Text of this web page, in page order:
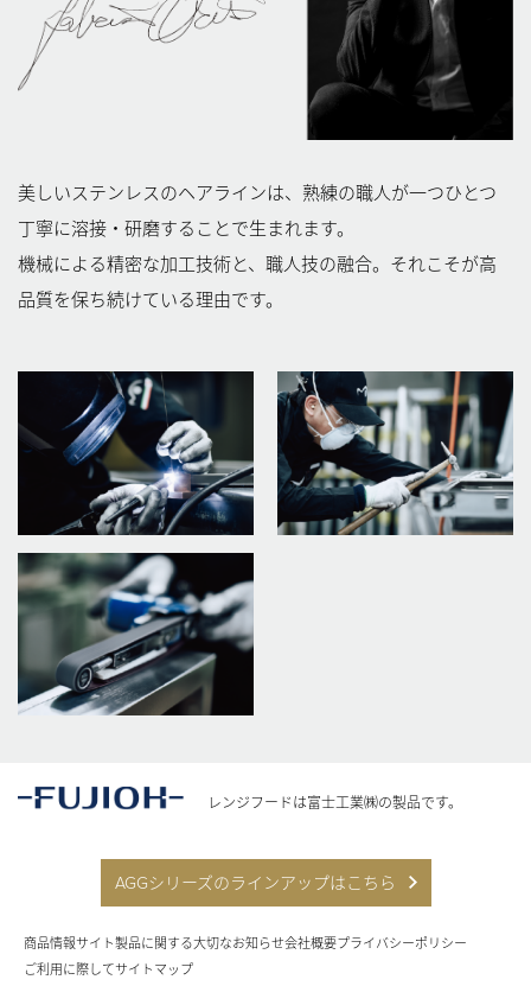
美しいステンレスのヘアラインは、熟練の職人が一つひとつ
丁寧に溶接・研磨することで生まれます。
機械による精密な加工技術と、職人技の融合。それこそが高
品質を保ち続けている理由です。
レンジフードは富士工業㈱の製品です。
AGGシリーズのラインアップはこちら
商品情報サイト製品に関する大切なお知らせ会社概要プライバシーポリシー
ご利用に際してサイトマップ